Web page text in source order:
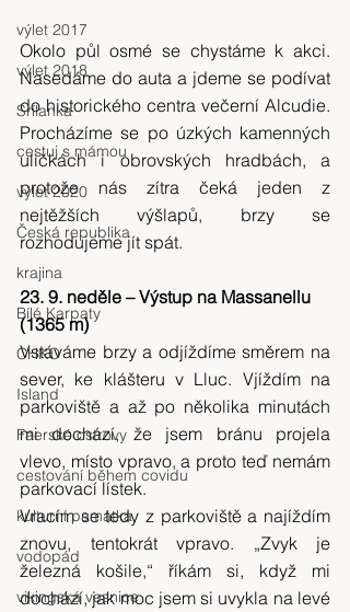
výlet 2017
výlet 2018
Srílanka
cestuj s mámou
výlet 2020
Česká republika
krajina
Bílé Karpaty
CHKO
Island
Faerské ostrovy
cestování během covidu
kulturní památka
vodopád
vikingská vesnice
Okolo půl osmé se chystáme k akci.
Nasedáme do auta a jdeme se podívat
do historického centra večerní Alcudie.
Procházíme se po úzkých kamenných
uličkách i obrovských hradbách, a
protože nás zítra čeká jeden z
nejtěžších výšlapů, brzy se
rozhodujeme jít spát.
23. 9. neděle – Výstup na Massanellu
(1365 m)
Vstáváme brzy a odjíždíme směrem na
sever, ke klášteru v Lluc. Vjíždím na
parkoviště a až po několika minutách
mi dochází, že jsem bránu projela
vlevo, místo vpravo, a proto teď nemám
parkovací lístek.
Vracím se tedy z parkoviště a najíždím
znovu, tentokrát vpravo. „Zvyk je
železná košile,“ říkám si, když mi
dochází, jak moc jsem si uvykla na levé